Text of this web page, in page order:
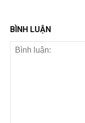
BÌNH LUẬN